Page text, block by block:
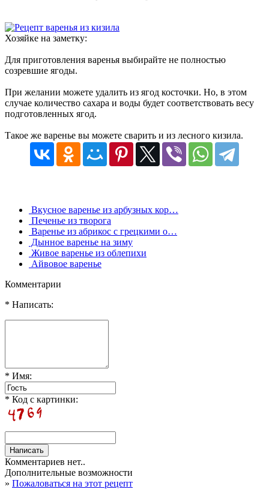
Хозяйке на заметку:
Для приготовления варенья выбирайте не полностью
созревшие ягоды.
При желании можете удалить из ягод косточки. Но, в этом
случае количество сахара и воды будет соответствовать весу
подготовленных ягод.
Такое же варенье вы можете сварить и из лесного кизила.
Вкусное варенье из арбузных кор…
Печенье из творога
Варенье из абрикос с грецкими о…
Дынное варенье на зиму
Живое варенье из облепихи
Айвовое варенье
Комментарии
* Написать:
* Имя:
* Код с картинки:
Комментариев нет..
Дополнительные возможности
» Пожаловаться на этот рецепт